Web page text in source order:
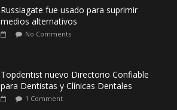
Russiagate fue usado para suprimir
medios alternativos
No Comments
Topdentist nuevo Directorio Confiable
para Dentistas y Clínicas Dentales
1 Comment